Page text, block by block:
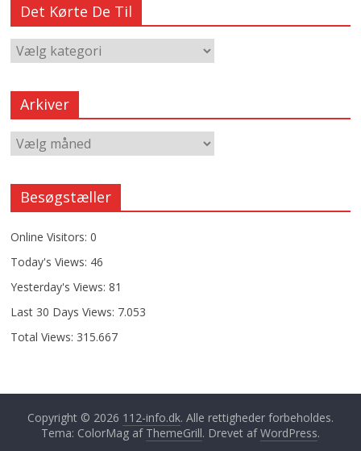
Det Kørte De Til
Arkiver
Besøgstæller
Online Visitors:0
Today's Views: 46
Yesterday's Views:81
Last 30 Days Views: 7.053
Total Views: 315.667
Copyright © 2026 112-info.dk. Alle rettigheder forbeholdes.
Tema: ColorMag af ThemeGrill. Drevet afWordPress.